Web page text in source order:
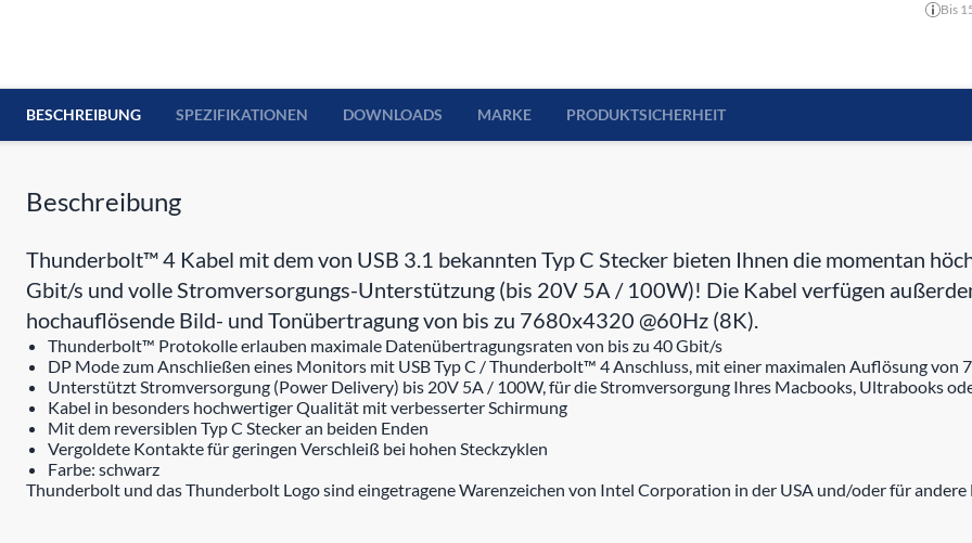
Bis
BESCHREIBUNG SPEZIFIKATIONEN DOWNLOADS MARKE PRODUKTSICHERHEIT
Beschreibung
Thunderbolt™ 4 Kabel mit dem von USB 3.1 bekannten Typ C Stecker bieten Ihnen die momentan
Gbit/s und volle Stromversorgungs-Unterstützung (bis 20V 5A / 100W)! Die Kabel verfügen
hochauflösende Bild- und Tonübertragung von bis zu 7680x4320 @60Hz (8K).
Thunderbolt™ Protokolle erlauben maximale Datenübertragungsraten von bis zu 40 Gbit/s
DP Mode zum Anschließen eines Monitors mit USB Typ C / Thunderbolt™ 4 Anschluss, mit einer maximalen Auflösung von
Unterstützt Stromversorgung (Power Delivery) bis 20V 5A / 100W, für die Stromversorgung Ihres Macbooks, Ultrabooks
Kabel in besonders hochwertiger Qualität mit verbesserter Schirmung
Mit dem reversiblen Typ C Stecker an beiden Enden
Vergoldete Kontakte für geringen Verschleiß bei hohen Steckzyklen
Farbe: schwarz
Thunderbolt und das Thunderbolt Logo sind eingetragene Warenzeichen von Intel Corporation in der USA und/oder für andere